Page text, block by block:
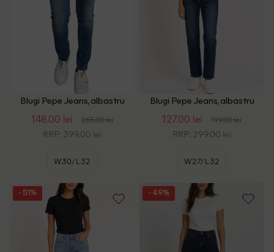
Blugi Pepe Jeans, albastru
148.00 lei 265.00 lei
RRP: 399.00 lei
W30/L32
Blugi Pepe Jeans, albastru
127.00 lei 199.00 lei
RRP: 299.00 lei
W27/L32
- 51% - 49%